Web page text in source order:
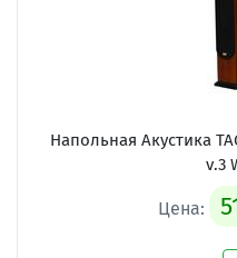
Напольная Акустика
v.3
Цена: